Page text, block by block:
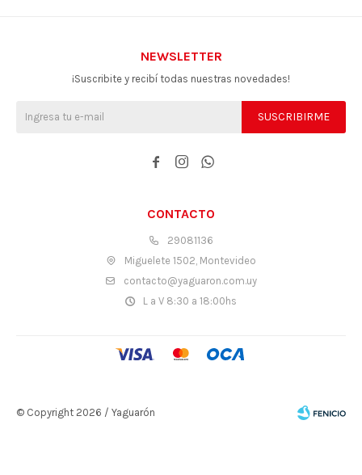
CONTACTO
29081136
Miguelete 1502, Montevideo
contacto@yaguaron.com.uy
L a V 8:30 a 18:00hs
NEWSLETTER
¡Suscribite y recibí todas nuestras novedades!
SUSCRIBIRME
  
© Copyright 2026 / Yaguarón